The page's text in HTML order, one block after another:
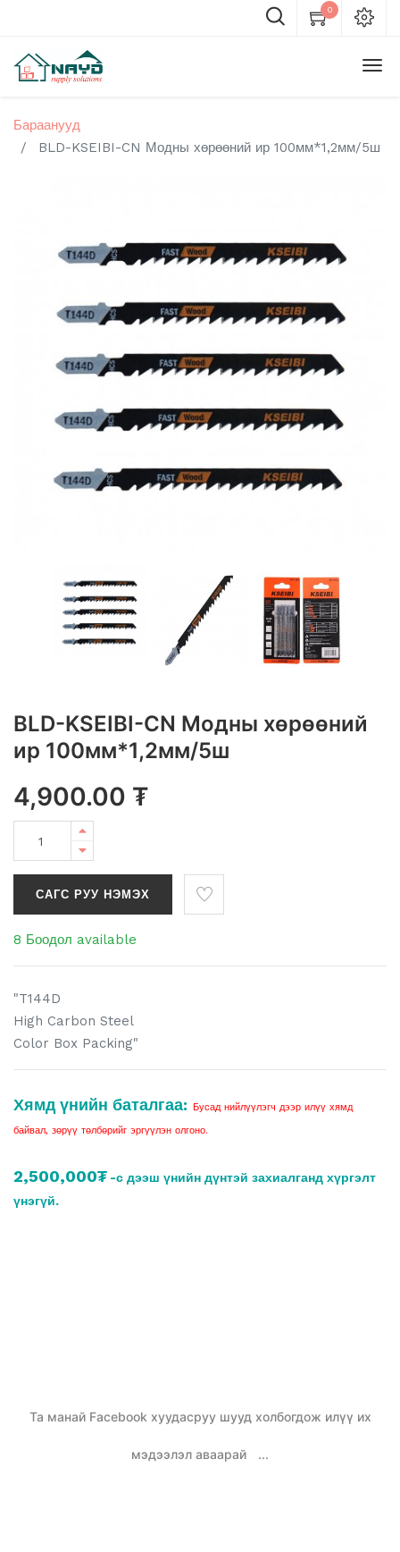
0
Бараанууд
BLD-KSEIBI-CN Модны хөрөөний ир 100мм*1,2мм/5ш
BLD-KSEIBI-CN Модны хөрөөний
ир 100мм*1,2мм/5ш
4,900.00 ₮
САГС РУУ НЭМЭХ
8 Боодол available
"T144D
High Carbon Steel
Color Box Packing"
Хямд үнийн баталгаа:
Бусад нийлүүлэгч дээр илүү хямд
байвал, зөрүү төлбөрийг эргүүлэн олгоно.
2,500,000₮ -с дээш үнийн дүнтэй захиалганд хүргэлт
үнэгүй.
Та манай Facebook хуудасруу шууд холбогдож илүү их
мэдээлэл аваарай ...